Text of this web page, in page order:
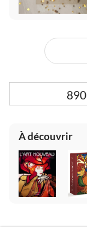
890
À découvrir